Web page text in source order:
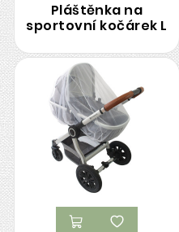
Pláštěnka na
sportovní kočárek L